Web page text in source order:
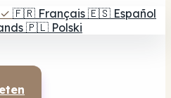
✓ 🇫🇷 Français 🇪🇸 Español
🇵🇱 Polski